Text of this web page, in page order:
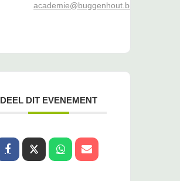
academie@buggenhout.be
DEEL DIT EVENEMENT